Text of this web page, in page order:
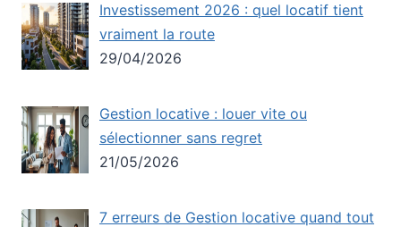
Investissement 2026 : quel locatif tient
vraiment la route
29/04/2026
Gestion locative : louer vite ou
sélectionner sans regret
21/05/2026
7 erreurs de Gestion locative quand tout